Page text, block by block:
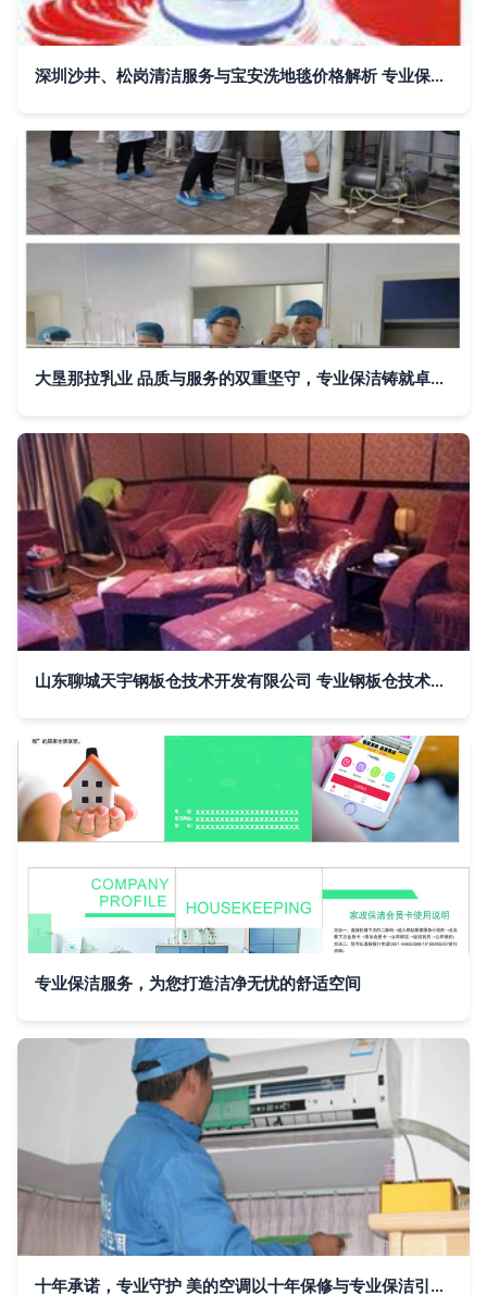
深圳沙井、松岗清洁服务与宝安洗地毯价格解析 专业保洁公司推荐
大垦那拉乳业 品质与服务的双重坚守，专业保洁铸就卓越品牌
山东聊城天宇钢板仓技术开发有限公司 专业钢板仓技术解决方案与服务
专业保洁服务，为您打造洁净无忧的舒适空间
十年承诺，专业守护 美的空调以十年保修与专业保洁引领行业服务新标杆